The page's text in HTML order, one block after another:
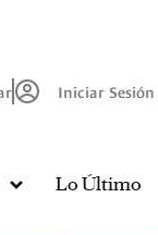
Iniciar Sesión
Lo Último